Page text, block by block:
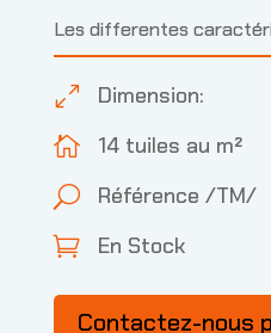
Les differentes
0 Dimension:
 14 tuiles au m²
U Référence /TM/
 En Stock
Contactez-nous